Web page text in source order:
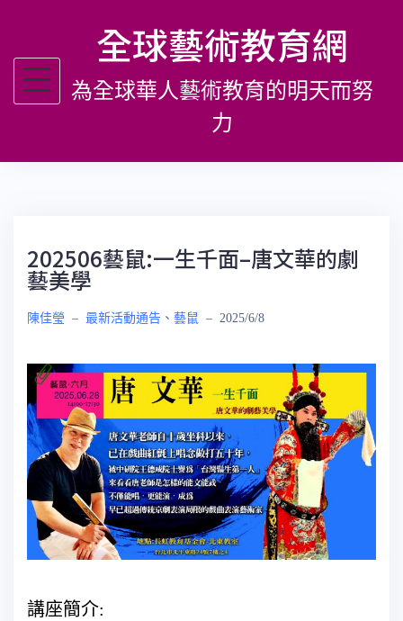
主
全球藝術教育網
為全球華人藝術教育的明天而努
力
202506藝鼠:一生千面–唐文華的劇
藝美學
陳佳瑩 – 最新活動通告 、 藝鼠 – 2025/6/8
講座簡介: